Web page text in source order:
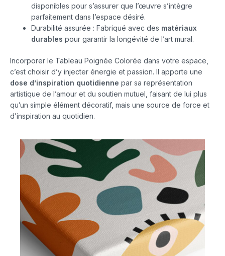
disponibles pour s’assurer que l’œuvre s’intègre
parfaitement dans l’espace désiré.
Durabilité assurée : Fabriqué avec des matériaux
durables pour garantir la longévité de l’art mural.
Incorporer le Tableau Poignée Colorée dans votre espace,
c’est choisir d’y injecter énergie et passion. Il apporte une
dose d’inspiration quotidienne par sa représentation
artistique de l’amour et du soutien mutuel, faisant de lui plus
qu’un simple élément décoratif, mais une source de force et
d’inspiration au quotidien.